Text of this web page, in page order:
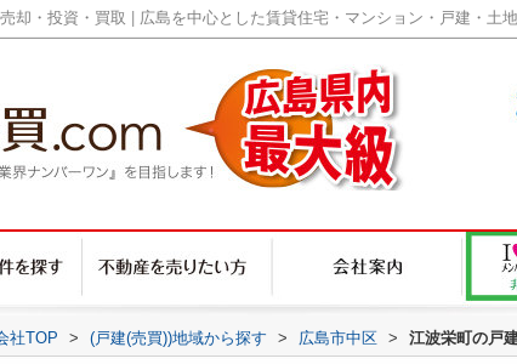
却・投資・買取 | 広島を中心とした賃貸住宅・マンション・戸建・土
社TOP > (戸建(売買))地域から探す > 広島市中区 > 江波栄町の戸